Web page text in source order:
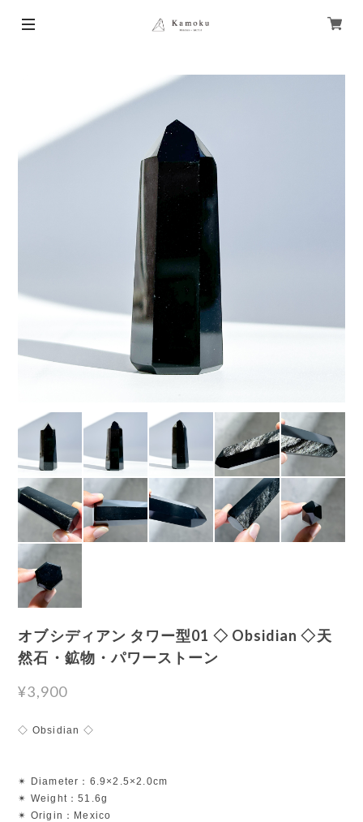
オブシディアン タワー型01 ◇ Obsidian ◇天
然石・鉱物・パワーストーン
¥3,900
◇ Obsidian ◇
✴︎ Diameter：6.9×2.5×2.0cm
✴︎ Weight：51.6g
✴︎ Origin：Mexico